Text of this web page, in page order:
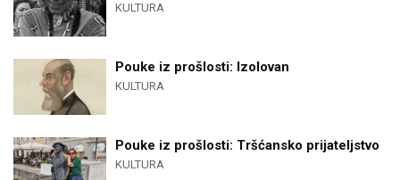
KULTURA
Pouke iz prošlosti: Izolovan
KULTURA
Pouke iz prošlosti: Tršćansko prijateljstvo
KULTURA